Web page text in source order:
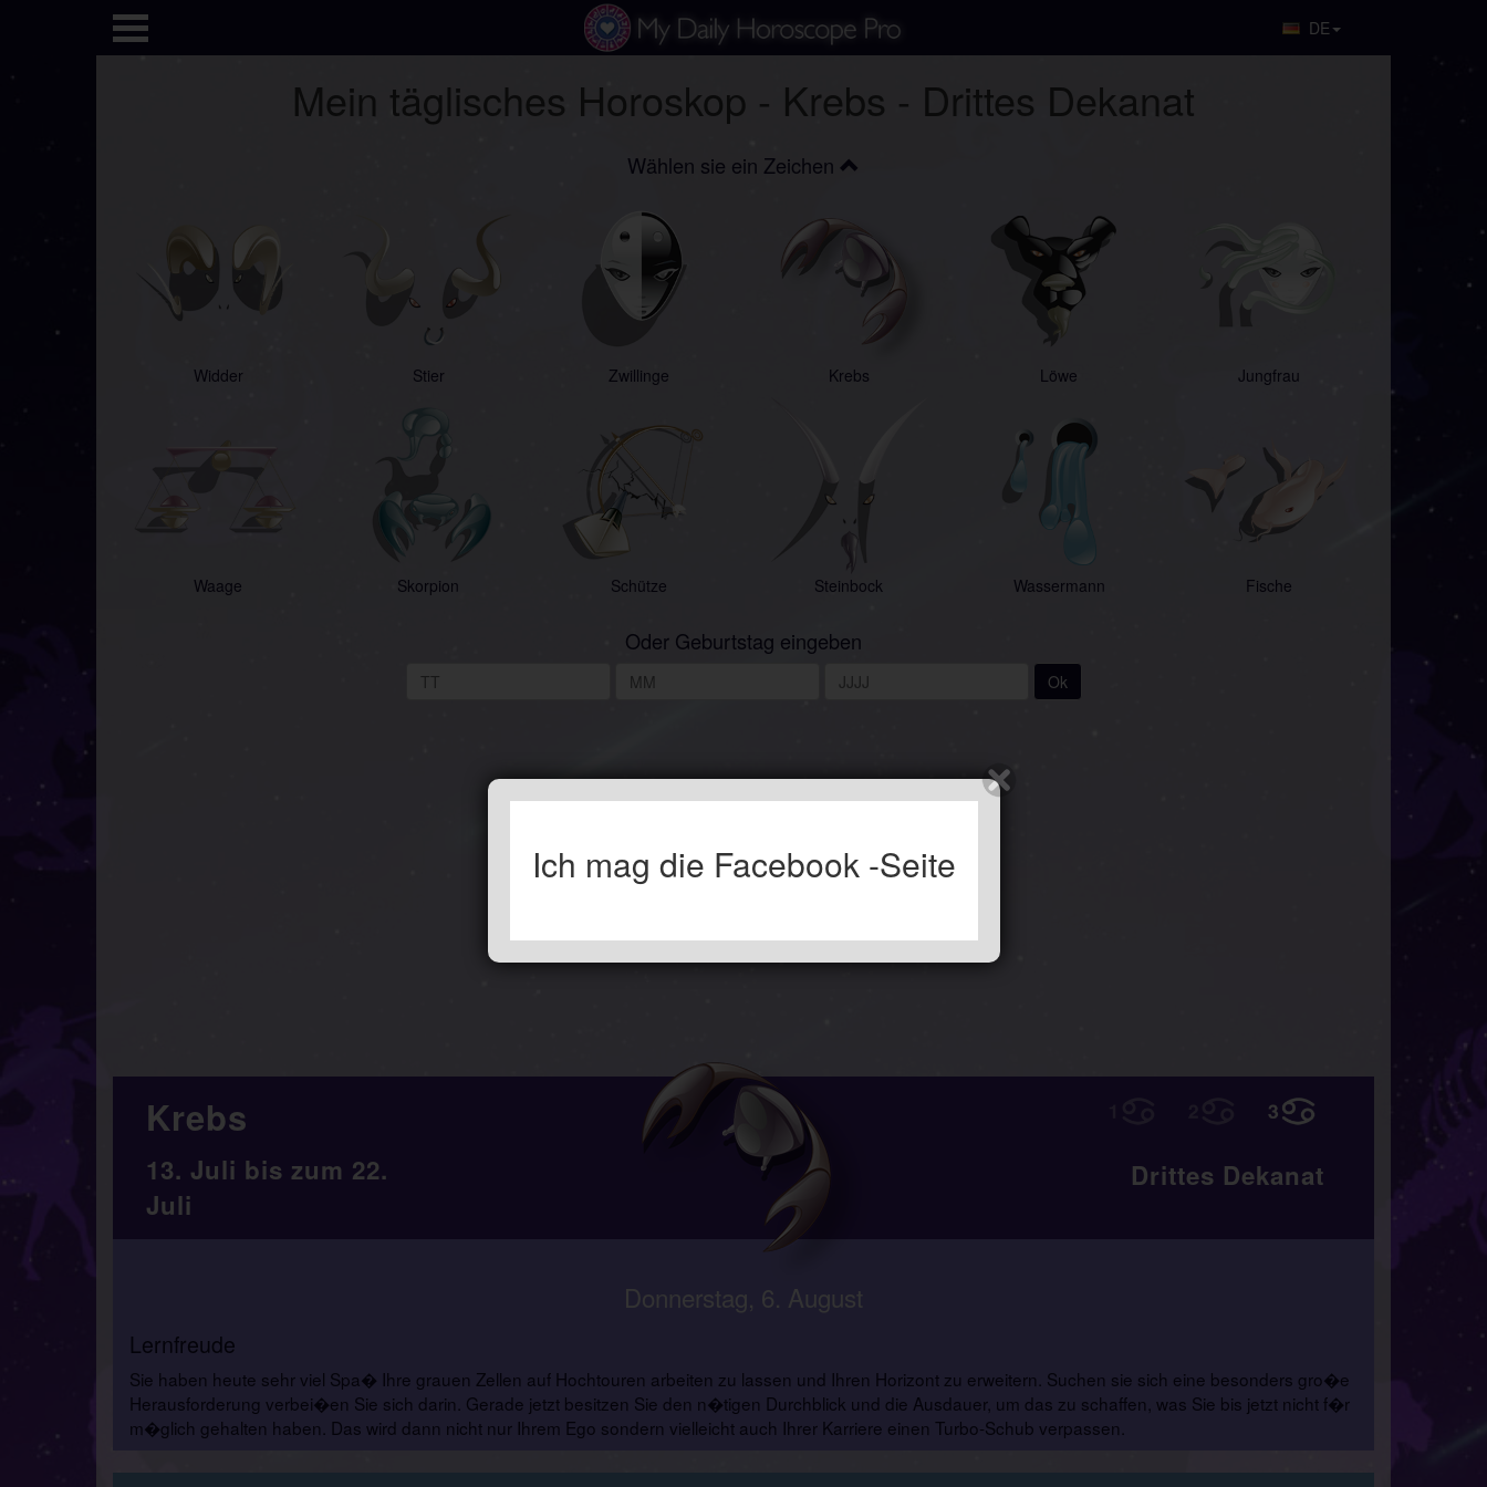
DE
Mein täglisches Horoskop - Krebs - Drittes Dekanat
Wählen sie ein Zeichen
Widder Stier Zwillinge Krebs Löwe Jungfrau
Waage Skorpion Schütze Steinbock Wassermann Fische
Oder Geburtstag eingeben
Ok
Krebs
13. Juli bis zum 22.
Juli
Drittes Dekanat
Donnerstag, 6. August
Lernfreude
Sie haben heute sehr viel Spa� Ihre grauen Zellen auf Hochtouren arbeiten zu lassen und Ihren Horizont zu erweitern. Suchen sie sich eine besonders gro�e
Herausforderung verbei�en Sie sich darin. Gerade jetzt besitzen Sie den n�tigen Durchblick und die Ausdauer, um das zu schaffen, was Sie bis jetzt nicht f�r
m�glich gehalten haben. Das wird dann nicht nur Ihrem Ego sondern vielleicht auch Ihrer Karriere einen Turbo-Schub verpassen.
Ich mag die Facebook -Seite